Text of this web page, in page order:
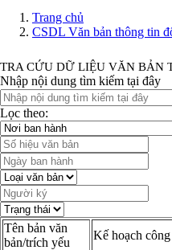
Trang chủ
CSDL Văn bản thông tin
TRA CỨU DỮ LIỆU VĂN BẢN
Nhập nội dung tìm kiếm tại đây
Lọc theo:
Tên bản văn
bản/trích yếu
Kế hoạch